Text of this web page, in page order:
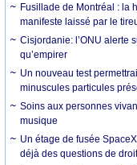
Fusillade de Montréal : la
manifeste laissé par le
Cisjordanie: l’ONU alerte
qu’empirer
Un nouveau test
minuscules particules
Soins aux personnes
musique
Un étage de fusée
déjà des questions de